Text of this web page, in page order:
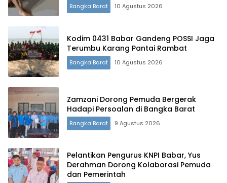
Terdepan Menyorot Fakta.
Bangka Barat 10 Agustus 2026
Kodim 0431 Babar Gandeng POSSI Jaga
Terumbu Karang Pantai Rambat
Bangka Barat 10 Agustus 2026
Zamzani Dorong Pemuda Bergerak
Hadapi Persoalan di Bangka Barat
Bangka Barat 9 Agustus 2026
Pelantikan Pengurus KNPI Babar, Yus
Derahman Dorong Kolaborasi Pemuda
dan Pemerintah